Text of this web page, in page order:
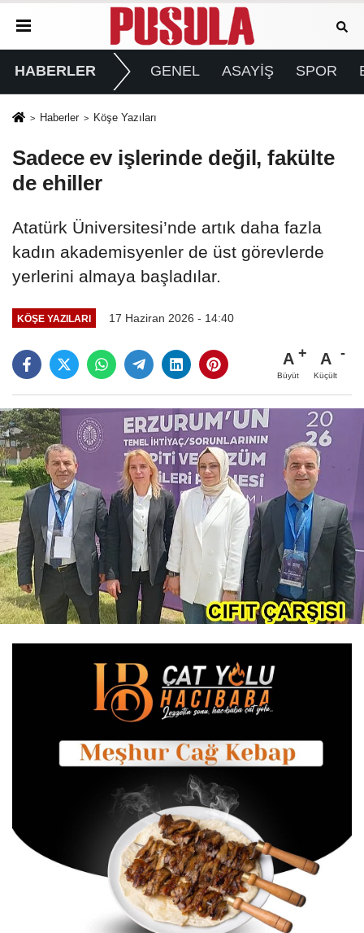
HABERLER GENEL ASAYİŞ SPOR
Haberler Köşe Yazıları
Sadece ev işlerinde değil, fakülte
de ehiller
Atatürk Üniversitesi’nde artık daha fazla
kadın akademisyenler de üst görevlerde
yerlerini almaya başladılar.
KÖŞE YAZILARI 17 Haziran 2026 - 14:40
A
Büyüt
A
Küçült